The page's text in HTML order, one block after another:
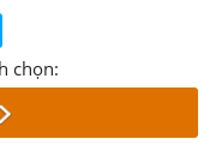
chọn: